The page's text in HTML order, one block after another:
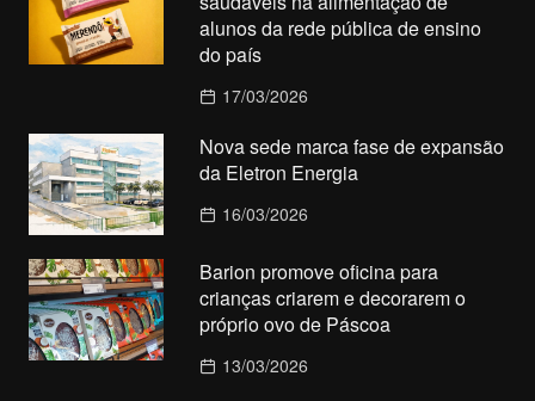
alunos da rede pública de ensino
do país
17/03/2026
Nova sede marca fase de expansão
da Eletron Energia
16/03/2026
Barion promove oficina para
crianças criarem e decorarem o
próprio ovo de Páscoa
13/03/2026